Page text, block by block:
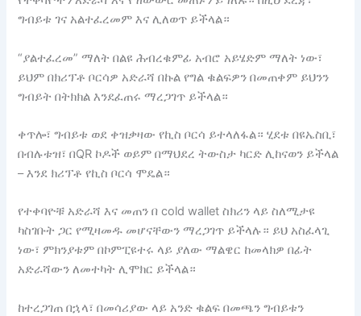
ግብይቱ ገና አልተፈረመም እና ሊለወጥ ይችላል።
“ያልተፈረመ” ማለት በልዩ ሕብረቁምፊ አብሮ አይሄድም ማለት ነው፣
ይህም በክሪፕቶ ቦርሳዎ አድራሻ በኩል የግል ቁልፍዎን በመጠቀም ይህንን
ግብይት በትክክል እንደፈጠሩ ማረጋገጥ ይችላል።
ቀጥሎ፣ ግብይቱ ወደ ቀዝቃዛው የኪስ ቦርሳ ይተላለፋል። ሂደቱ በዩኤስቢ፣
በብሉቱዝ፣ በQR ኮዶች ወይም በማህደረ ትውስታ ካርድ ሊከናወን ይችላል
– እንደ ክሪፕቶ የኪስ ቦርሳ ሞዴል።
የተቀባዮቹ አድራሻ እና መጠን በ cold wallet ስክሪን ላይ ስለሚታዩ
ካስገቡት ጋር የሚዛመዱ መሆናቸውን ማረጋገጥ ይችላሉ። ይህ አስፈላጊ
ነው፣ ምክንያቱም በኮምፒዩተሩ ላይ ያለው ማልዌር ከመላክዎ በፊት
አድራሻውን ለመተካት ሊሞክር ይችላል።
ከተረጋገጠ በኋላ፣ በመሳሪያው ላይ አንድ ቁልፍ በመጫን ግብይቱን